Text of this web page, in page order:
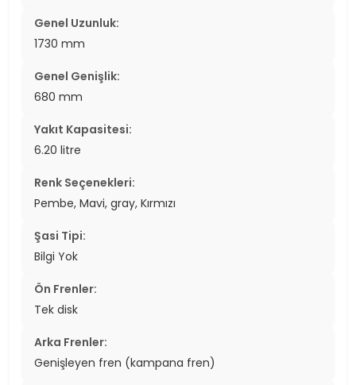
Genel Uzunluk:
1730 mm
Genel Genişlik:
680 mm
Yakıt Kapasitesi:
6.20 litre
Renk Seçenekleri:
Pembe, Mavi, gray, Kırmızı
Şasi Tipi:
Bilgi Yok
Ön Frenler:
Tek disk
Arka Frenler:
Genişleyen fren (kampana fren)